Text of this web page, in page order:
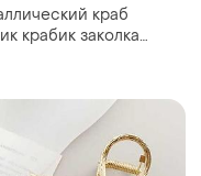
краб
крабик заколка